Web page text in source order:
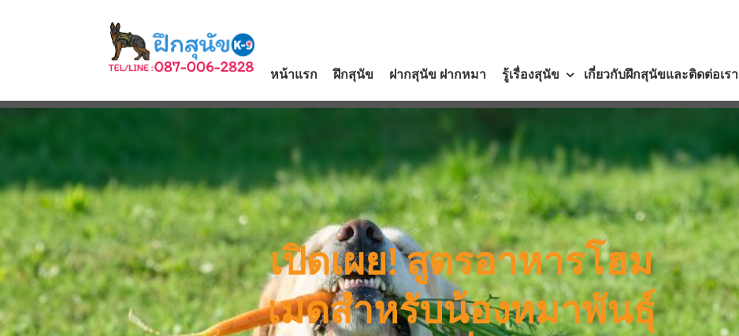
หน้าแรก ฝึกสุนัข ฝากสุนัข ฝากหมา รู้เรื่องสุนัข เกี่ยวกับฝึกสุนัขและติดต่อเรา
เปิดเผย! สูตรอาหารโฮม
เมดสำหรับน้องหมาพันธุ์